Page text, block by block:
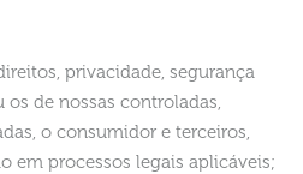
privacidade, segurança
de nossas controladas,
o consumidor e terceiros,
em processos legais aplicáveis;